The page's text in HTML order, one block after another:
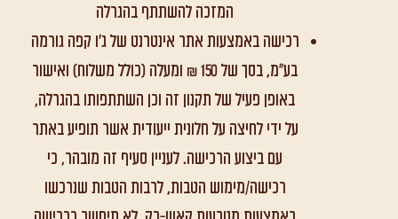
המזכה להשתתף בהגרלה
רכישה באמצעות אתר אינטרנט של ג'ו קפה גורמה
בע"מ, בסך של 150 ₪ ומעלה (כולל משלוח) ואישור
באופן פעיל של תקנון זה וכן השתתפותו בהגרלה,
על ידי לחיצה על חלונית ייעודית אשר תופיע באתר
עם ביצוע הרכישה. לעניין סעיף זה מובהר, כי
רכישה/מימוש הטבות, לרבות הטבות שנרכשו